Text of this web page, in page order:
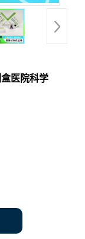
医院科学